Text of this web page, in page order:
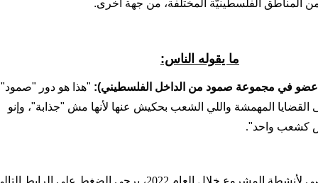
المناطق الفلسطينيّة المختلفة، من جهة اخرى.
ما يقوله الناس:
في مجموعة صمود من الداخل الفلسطيني): "هذا هو دور "صمود"
القضايا المهمشة واللي الشعب بحكيش عنها لأنها مش "جذابة"، وإنو
كشعب واحد".
خلال العام 2022، يرجى الضغط على الرابط التالي: